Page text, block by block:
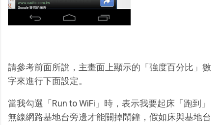
請參考前面所說，主畫面上顯示的「強度百分比」數
字來進行下面設定。
當我勾選「Run to WiFi」時，表示我要起床「跑到」
無線網路基地台旁邊才能關掉鬧鐘，假如床與基地台